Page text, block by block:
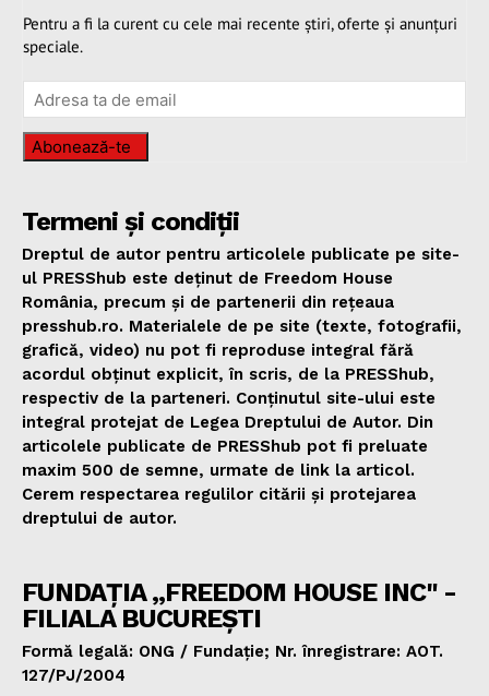
Pentru a fi la curent cu cele mai recente știri, oferte și anunțuri
speciale.
Abonează-te
Termeni și condiții
Dreptul de autor pentru articolele publicate pe site-
ul PRESShub este deținut de Freedom House
România, precum și de partenerii din rețeaua
presshub.ro. Materialele de pe site (texte, fotografii,
grafică, video) nu pot fi reproduse integral fără
acordul obținut explicit, în scris, de la PRESShub,
respectiv de la parteneri. Conținutul site-ului este
integral protejat de Legea Dreptului de Autor. Din
articolele publicate de PRESShub pot fi preluate
maxim 500 de semne, urmate de link la articol.
Cerem respectarea regulilor citării și protejarea
dreptului de autor.
FUNDAȚIA „FREEDOM HOUSE INC" -
FILIALA BUCUREȘTI
Formă legală: ONG / Fundație; Nr. înregistrare: AOT.
127/PJ/2004